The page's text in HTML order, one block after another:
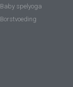
Baby spelyoga
Borstvoeding